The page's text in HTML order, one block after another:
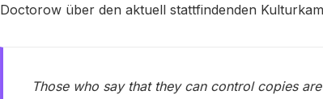
Doctorow über den aktuell stattfindenden
Those who say that they can control copies